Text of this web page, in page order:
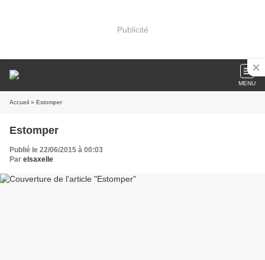
Publicité
MENU
Accueil » Estomper
Estomper
Publié le 22/06/2015 à 00:03
Par elsaxelle